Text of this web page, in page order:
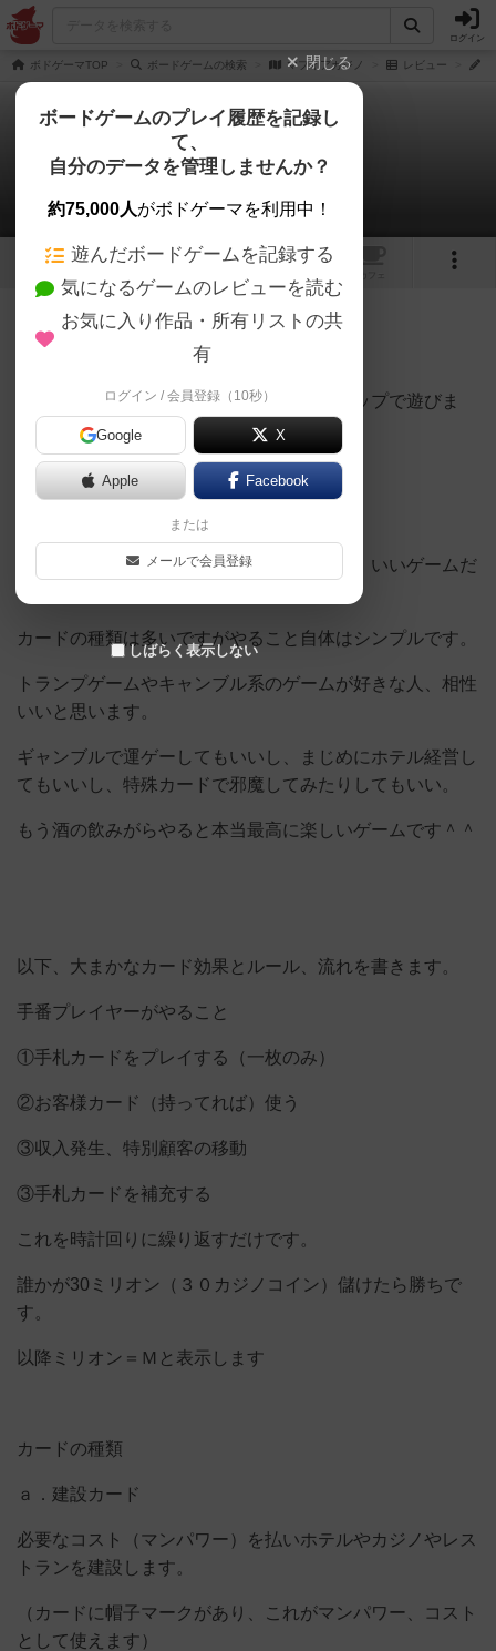
ログイン
ボドゲーマTOP ボードゲームの検索 マフィアカジノ レビュー
マフィアカジノ
えだまめさんのレビュー
6 1
248名 0名 0 6年以上前
マフィアカジノは特殊トランプとカジノチップで遊びま
人数最大５人まで遊べます。
持ってる中量級の中でも非常に遊びやすく、いいゲームだ
と思います。
カードの種類は多いですがやること自体はシンプルです。
トランプゲームやキャンブル系のゲームが好きな人、相性
いいと思います。
ギャンブルで運ゲーしてもいいし、まじめにホテル経営し
てもいいし、特殊カードで邪魔してみたりしてもいい。
もう酒の飲みがらやると本当最高に楽しいゲームです＾＾
以下、大まかなカード効果とルール、流れを書きます。
手番プレイヤーがやること
①手札カードをプレイする（一枚のみ）
②お客様カード（持ってれば）使う
③収入発生、特別顧客の移動
③手札カードを補充する
これを時計回りに繰り返すだけです。
誰かが30ミリオン（３０カジノコイン）儲けたら勝ちで
す。
以降ミリオン＝Ｍと表示します
カードの種類
ａ．建設カード
必要なコスト（マンパワー）を払いホテルやカジノやレス
トランを建設します。
（カードに帽子マークがあり、これがマンパワー、コスト
として使えます）
閉じる
ボードゲームのプレイ履歴を記録し
て、
自分のデータを管理しませんか？
約75,000人がボドゲーマを利用中！
遊んだボードゲームを記録する
気になるゲームのレビューを読む
お気に入り作品・所有リストの共
有
ログイン / 会員登録（10秒）
Google X
Apple Facebook
または
メールで会員登録
しばらく表示しない